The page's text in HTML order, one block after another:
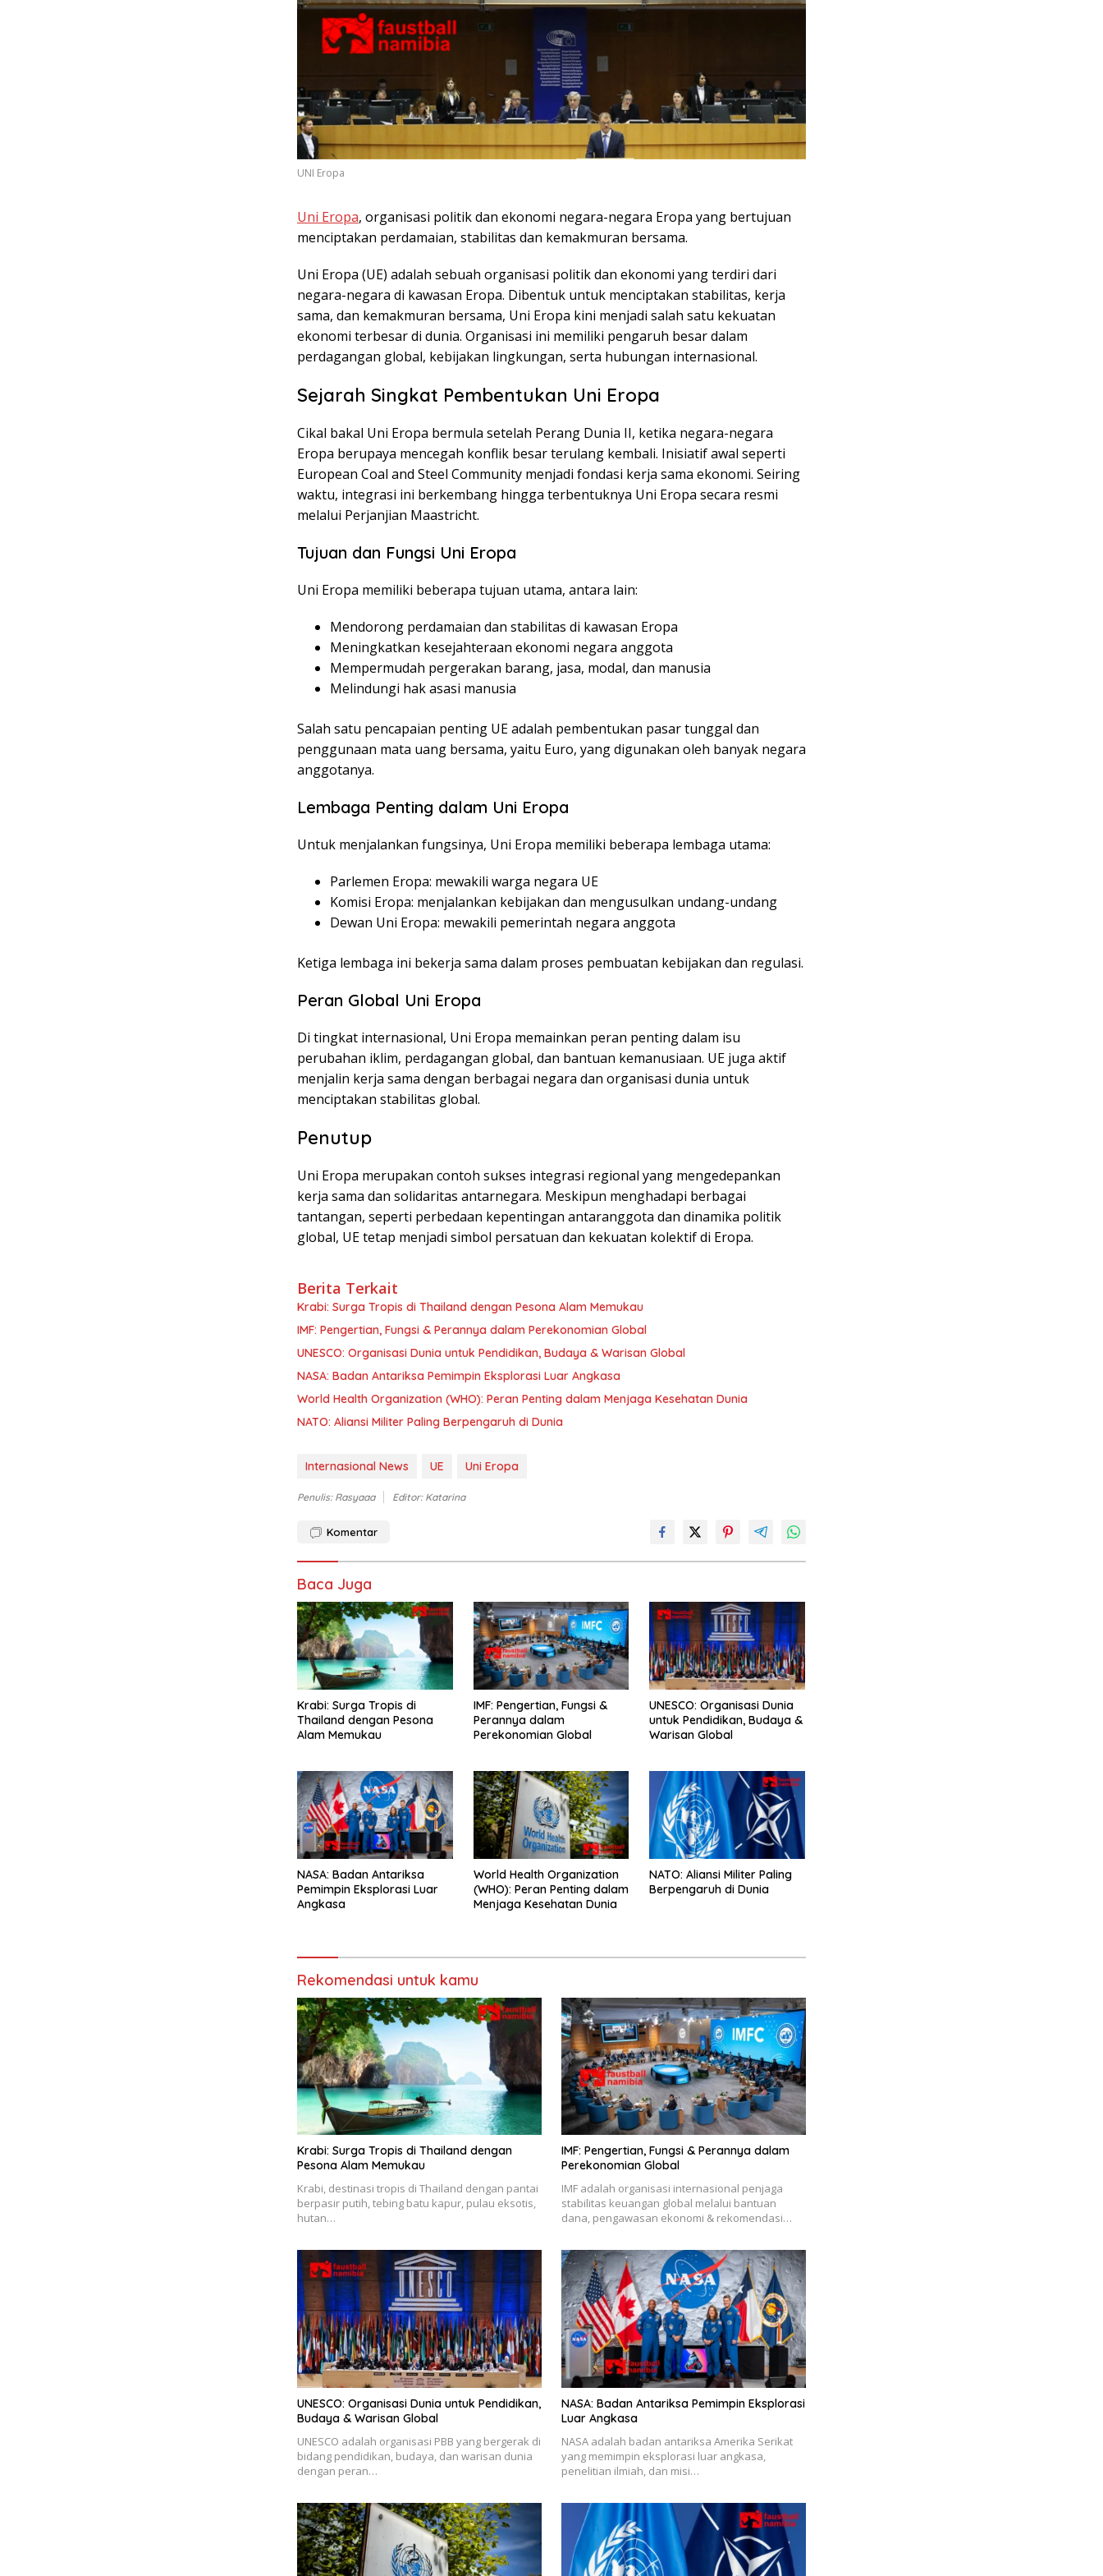
UNI Eropa
Uni Eropa, organisasi politik dan ekonomi negara-negara Eropa yang bertujuan
menciptakan perdamaian, stabilitas dan kemakmuran bersama.
Uni Eropa (UE) adalah sebuah organisasi politik dan ekonomi yang terdiri dari
negara-negara di kawasan Eropa. Dibentuk untuk menciptakan stabilitas, kerja
sama, dan kemakmuran bersama, Uni Eropa kini menjadi salah satu kekuatan
ekonomi terbesar di dunia. Organisasi ini memiliki pengaruh besar dalam
perdagangan global, kebijakan lingkungan, serta hubungan internasional.
Sejarah Singkat Pembentukan Uni Eropa
Cikal bakal Uni Eropa bermula setelah Perang Dunia II, ketika negara-negara
Eropa berupaya mencegah konflik besar terulang kembali. Inisiatif awal seperti
European Coal and Steel Community menjadi fondasi kerja sama ekonomi. Seiring
waktu, integrasi ini berkembang hingga terbentuknya Uni Eropa secara resmi
melalui Perjanjian Maastricht.
Tujuan dan Fungsi Uni Eropa
Uni Eropa memiliki beberapa tujuan utama, antara lain:
Mendorong perdamaian dan stabilitas di kawasan Eropa
Meningkatkan kesejahteraan ekonomi negara anggota
Mempermudah pergerakan barang, jasa, modal, dan manusia
Melindungi hak asasi manusia
Salah satu pencapaian penting UE adalah pembentukan pasar tunggal dan
penggunaan mata uang bersama, yaitu Euro, yang digunakan oleh banyak negara
anggotanya.
Lembaga Penting dalam Uni Eropa
Untuk menjalankan fungsinya, Uni Eropa memiliki beberapa lembaga utama:
Parlemen Eropa: mewakili warga negara UE
Komisi Eropa: menjalankan kebijakan dan mengusulkan undang-undang
Dewan Uni Eropa: mewakili pemerintah negara anggota
Ketiga lembaga ini bekerja sama dalam proses pembuatan kebijakan dan regulasi.
Peran Global Uni Eropa
Di tingkat internasional, Uni Eropa memainkan peran penting dalam isu
perubahan iklim, perdagangan global, dan bantuan kemanusiaan. UE juga aktif
menjalin kerja sama dengan berbagai negara dan organisasi dunia untuk
menciptakan stabilitas global.
Penutup
Uni Eropa merupakan contoh sukses integrasi regional yang mengedepankan
kerja sama dan solidaritas antarnegara. Meskipun menghadapi berbagai
tantangan, seperti perbedaan kepentingan antaranggota dan dinamika politik
global, UE tetap menjadi simbol persatuan dan kekuatan kolektif di Eropa.
Berita Terkait
Krabi: Surga Tropis di Thailand dengan Pesona Alam Memukau
IMF: Pengertian, Fungsi & Perannya dalam Perekonomian Global
UNESCO: Organisasi Dunia untuk Pendidikan, Budaya & Warisan Global
NASA: Badan Antariksa Pemimpin Eksplorasi Luar Angkasa
World Health Organization (WHO): Peran Penting dalam Menjaga Kesehatan Dunia
NATO: Aliansi Militer Paling Berpengaruh di Dunia
Internasional News UE Uni Eropa
Penulis: Rasyaaa Editor: Katarina
Komentar
Baca Juga
Krabi: Surga Tropis di
Thailand dengan Pesona
Alam Memukau
IMF: Pengertian, Fungsi &
Perannya dalam
Perekonomian Global
UNESCO: Organisasi Dunia
untuk Pendidikan, Budaya &
Warisan Global
NASA: Badan Antariksa
Pemimpin Eksplorasi Luar
Angkasa
World Health Organization
(WHO): Peran Penting dalam
Menjaga Kesehatan Dunia
NATO: Aliansi Militer Paling
Berpengaruh di Dunia
Rekomendasi untuk kamu
Krabi: Surga Tropis di Thailand dengan
Pesona Alam Memukau
Krabi, destinasi tropis di Thailand dengan pantai
berpasir putih, tebing batu kapur, pulau eksotis,
hutan…
IMF: Pengertian, Fungsi & Perannya dalam
Perekonomian Global
IMF adalah organisasi internasional penjaga
stabilitas keuangan global melalui bantuan
dana, pengawasan ekonomi & rekomendasi…
UNESCO: Organisasi Dunia untuk Pendidikan,
Budaya & Warisan Global
UNESCO adalah organisasi PBB yang bergerak di
bidang pendidikan, budaya, dan warisan dunia
dengan peran…
NASA: Badan Antariksa Pemimpin Eksplorasi
Luar Angkasa
NASA adalah badan antariksa Amerika Serikat
yang memimpin eksplorasi luar angkasa,
penelitian ilmiah, dan misi…